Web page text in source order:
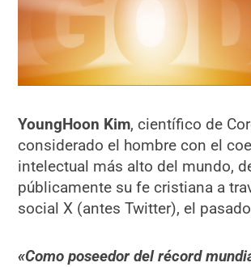
YoungHoon Kim, científico de
considerado el hombre con el
intelectual más alto del mundo,
públicamente su fe cristiana a
social X (antes Twitter), el
«Como poseedor del récord